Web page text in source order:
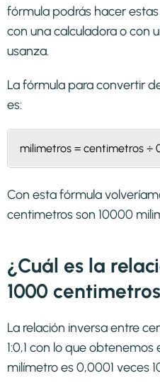
fórmula podrás hacer
con una calculadora o con
usanza.
La fórmula para convertir
es:
milimetros = centimetros ÷
Con esta fórmula
centimetros son 10000
¿Cuál es la
1000
La relación inversa entre
1:0,1 con lo que obtenemos
milímetro es 0,0001 veces